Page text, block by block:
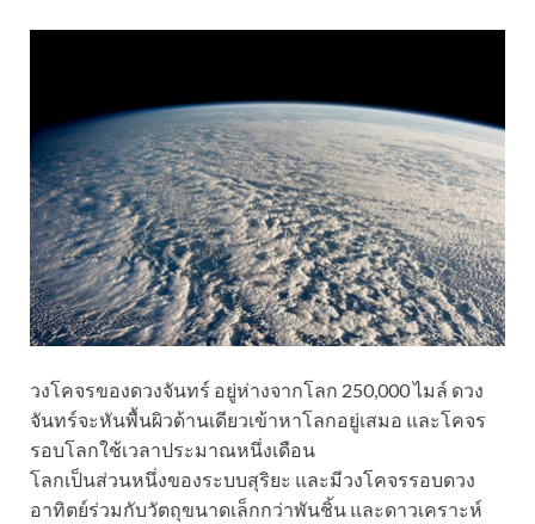
วงโคจรของดวงจันทร์ อยู่ห่างจากโลก 250,000 ไมล์ ดวง
จันทร์จะหันพื้นผิวด้านเดียวเข้าหาโลกอยู่เสมอ และโคจร
รอบโลกใช้เวลาประมาณหนึ่งเดือน
โลกเป็นส่วนหนึ่งของระบบสุริยะ และมีวงโคจรรอบดวง
อาทิตย์ร่วมกับวัตถุขนาดเล็กกว่าพันชิ้น และดาวเคราะห์